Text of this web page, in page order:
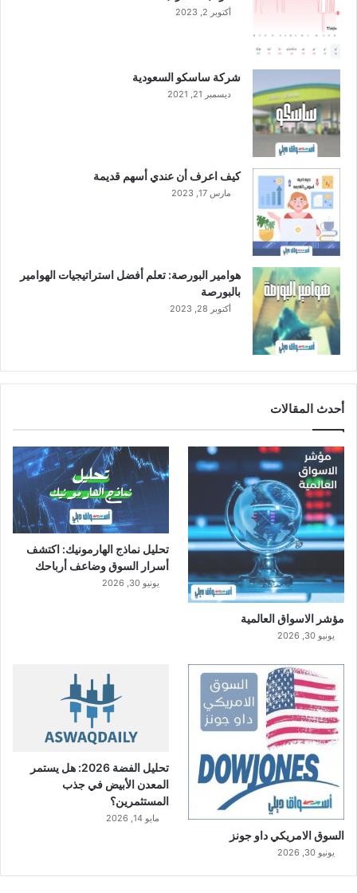
م
ش
ك
ة
أكتوبر 2, 2023
شركة ساسكو السعودية
ديسمبر 21, 2021
كيف اعرف أن عندي أسهم قديمة
مارس 17, 2023
هوامير البورصة: تعلم أفضل استراتيجيات الهوامير
بالبورصة
أكتوبر 28, 2023
أحدث المقالات
مؤشر الاسواق العالمية
يونيو 30, 2026
تحليل نماذج الهارمونيك: اكتشف
أسرار السوق وضاعف أرباحك
يونيو 30, 2026
السوق الامريكي داو جونز
يونيو 30, 2026
تحليل الفضة 2026: هل يستمر
المعدن الأبيض في جذب
المستثمرين؟
مايو 14, 2026